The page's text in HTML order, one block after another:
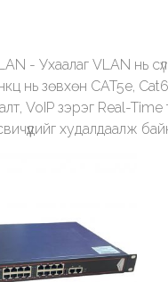
- Ухаалаг VLAN нь
нь зөвхөн CAT5e,
VoIP зэрэг Real-Time
худалдаалж